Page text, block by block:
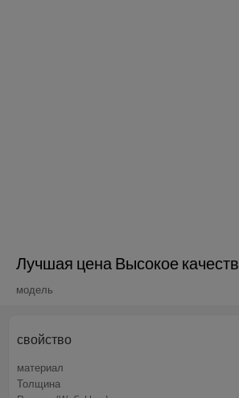
Лучшая цена Высокое
модель
свойство
материал
Толщина